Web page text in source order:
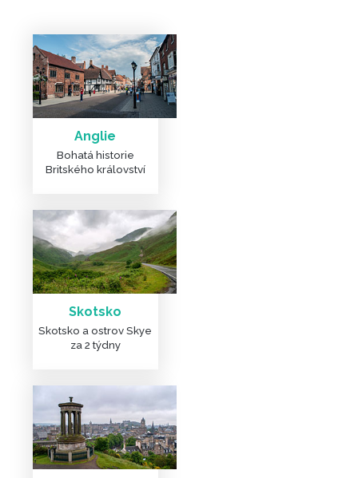
DALŠÍ ČLÁNKY A FOTKY
Anglie
Bohatá historie
Britského království
Skotsko
Skotsko a ostrov Skye
za 2 týdny